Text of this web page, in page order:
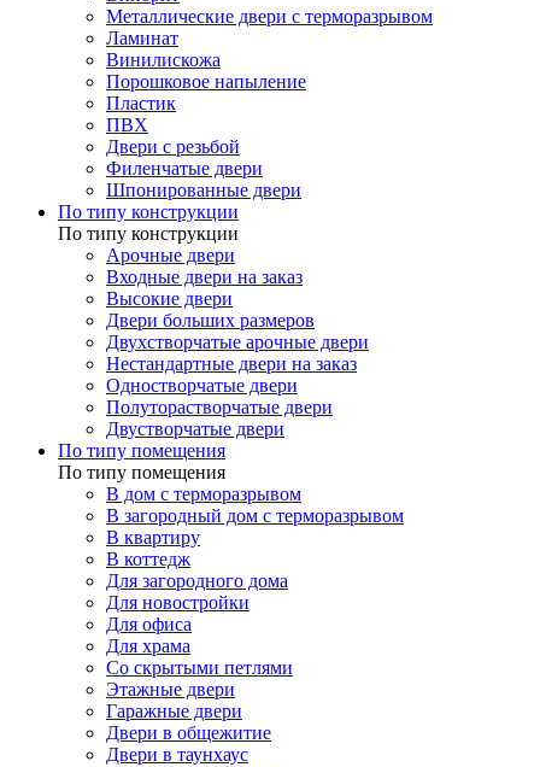
Металлические двери с терморазрывом
Ламинат
Винилискожа
Порошковое напыление
Пластик
ПВХ
Двери с резьбой
Филенчатые двери
Шпонированные двери
По типу конструкции
По типу конструкции
Арочные двери
Входные двери на заказ
Высокие двери
Двери больших размеров
Двухстворчатые арочные двери
Нестандартные двери на заказ
Одностворчатые двери
Полуторастворчатые двери
Двустворчатые двери
По типу помещения
По типу помещения
В дом с терморазрывом
В загородный дом с терморазрывом
В квартиру
В коттедж
Для загородного дома
Для новостройки
Для офиса
Для храма
Со скрытыми петлями
Этажные двери
Гаражные двери
Двери в общежитие
Двери в таунхаус